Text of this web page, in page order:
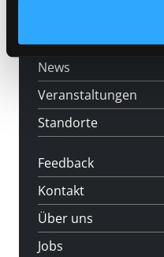
[kju:b]
News
Veranstaltungen
Standorte
Feedback
Kontakt
Über uns
Jobs